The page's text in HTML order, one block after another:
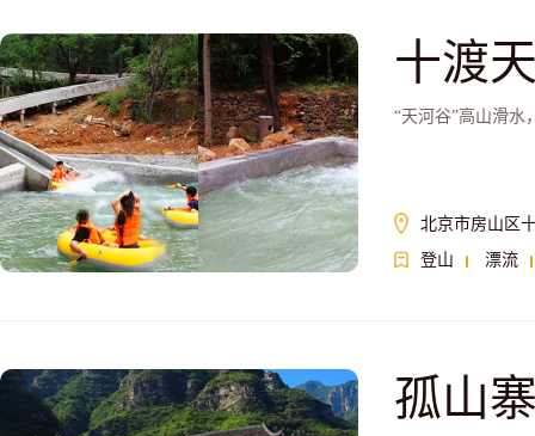
十渡
“天河谷”高山滑水
北京市房山区
登山
漂流
孤山